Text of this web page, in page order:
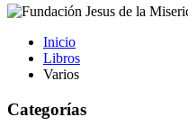
Inicio
Libros
Varios
Categorías